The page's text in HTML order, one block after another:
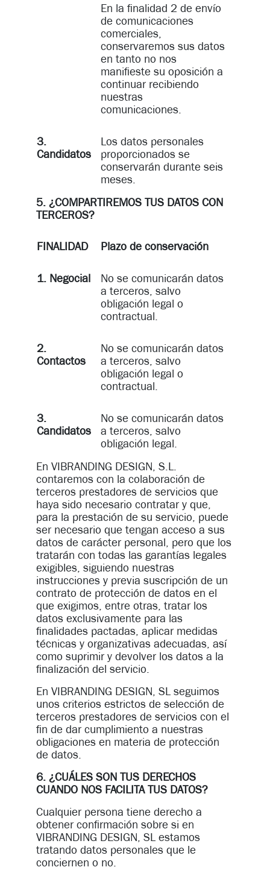
En la finalidad 2 de envío
de comunicaciones
comerciales,
conservaremos sus datos
en tanto no nos
manifieste su oposición a
continuar recibiendo
nuestras
comunicaciones.
3.
Candidatos
Los datos personales
proporcionados se
conservarán durante seis
meses.
5. ¿COMPARTIREMOS TUS DATOS CON
TERCEROS?
FINALIDAD Plazo de conservación
1. Negocial
No se comunicarán datos
a terceros, salvo
obligación legal o
contractual.
2.
Contactos
No se comunicarán datos
a terceros, salvo
obligación legal o
contractual.
3.
Candidatos
No se comunicarán datos
a terceros, salvo
obligación legal.
En VIBRANDING DESIGN, S.L.
contaremos con la colaboración de
terceros prestadores de servicios que
haya sido necesario contratar y que,
para la prestación de su servicio, puede
ser necesario que tengan acceso a sus
datos de carácter personal, pero que los
tratarán con todas las garantías legales
exigibles, siguiendo nuestras
instrucciones y previa suscripción de un
contrato de protección de datos en el
que exigimos, entre otras, tratar los
datos exclusivamente para las
finalidades pactadas, aplicar medidas
técnicas y organizativas adecuadas, así
como suprimir y devolver los datos a la
finalización del servicio.
En VIBRANDING DESIGN, SL seguimos
unos criterios estrictos de selección de
terceros prestadores de servicios con el
fin de dar cumplimiento a nuestras
obligaciones en materia de protección
de datos.
6. ¿CUÁLES SON TUS DERECHOS
CUANDO NOS FACILITA TUS DATOS?
Cualquier persona tiene derecho a
obtener confirmación sobre si en
VIBRANDING DESIGN, SL estamos
tratando datos personales que le
conciernen o no.